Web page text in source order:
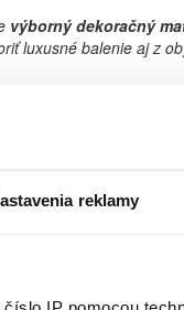
reklamy
výborný dekoračný
luxusné balenie aj z
z kvalitného
dostatočné množstvo
a ušetrite na